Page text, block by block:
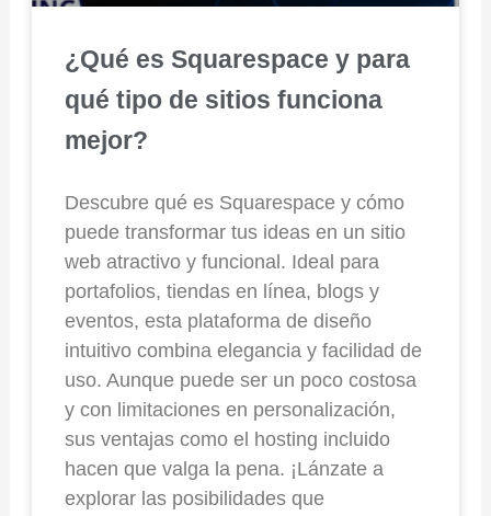
¿Qué es Squarespace y para
qué tipo de sitios funciona
mejor?
Descubre qué es Squarespace y cómo
puede transformar tus ideas en un sitio
web atractivo y funcional. Ideal para
portafolios, tiendas en línea, blogs y
eventos, esta plataforma de diseño
intuitivo combina elegancia y facilidad de
uso. Aunque puede ser un poco costosa
y con limitaciones en personalización,
sus ventajas como el hosting incluido
hacen que valga la pena. ¡Lánzate a
explorar las posibilidades que